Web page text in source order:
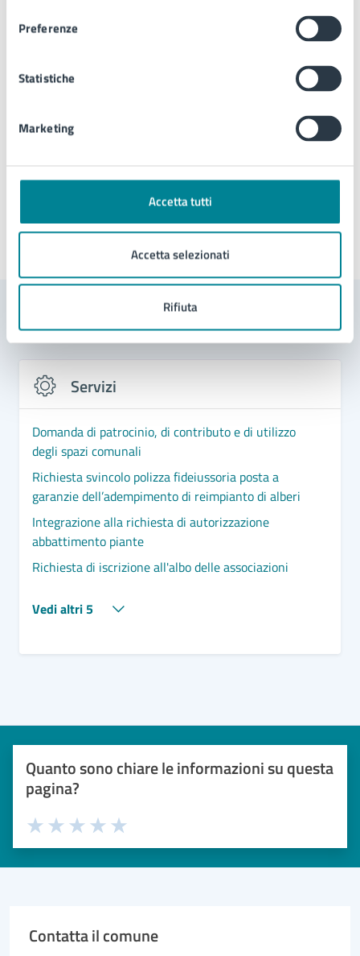
Preferenze
Statistiche
Marketing
Accetta tutti
Accetta selezionati
Rifiuta
Telefono:
PEC:comune.jesolo@legalmail.it
Ultimo aggiornamento:08/05/2025, 17:26
Contenuti correlati
Servizi
Domanda di patrocinio, di contributo e di utilizzo
degli spazi comunali
Richiesta svincolo polizza fideiussoria posta a
garanzie dell’adempimento di reimpianto di alberi
Integrazione alla richiesta di autorizzazione
abbattimento piante
Richiesta di iscrizione all'albo delle associazioni
Vedi altri 5
Quanto sono chiare le informazioni su questa
pagina?
Valuta 5 stelle su 5
Valuta 4 stelle su 5
Valuta 3 stelle su 5
Valuta 2 stelle su 5
Valuta 1 stelle su 5
Contatta il comune